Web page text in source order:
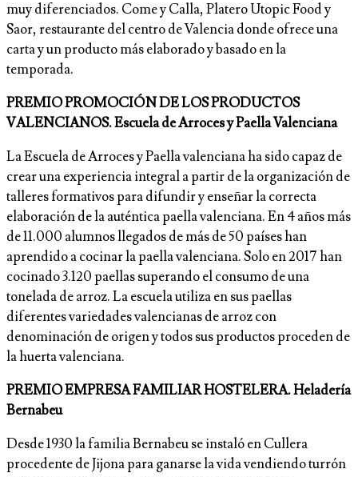
muy diferenciados. Come y Calla, Platero Utopic Food y
Saor, restaurante del centro de Valencia donde ofrece una
carta y un producto más elaborado y basado en la
temporada.
PREMIO PROMOCIÓN DE LOS PRODUCTOS
VALENCIANOS. Escuela de Arroces y Paella Valenciana
La Escuela de Arroces y Paella valenciana ha sido capaz de
crear una experiencia integral a partir de la organización de
talleres formativos para difundir y enseñar la correcta
elaboración de la auténtica paella valenciana. En 4 años más
de 11.000 alumnos llegados de más de 50 países han
aprendido a cocinar la paella valenciana. Solo en 2017 han
cocinado 3.120 paellas superando el consumo de una
tonelada de arroz. La escuela utiliza en sus paellas
diferentes variedades valencianas de arroz con
denominación de origen y todos sus productos proceden de
la huerta valenciana.
PREMIO EMPRESA FAMILIAR HOSTELERA. Heladería
Bernabeu
Desde 1930 la familia Bernabeu se instaló en Cullera
procedente de Jijona para ganarse la vida vendiendo turrón